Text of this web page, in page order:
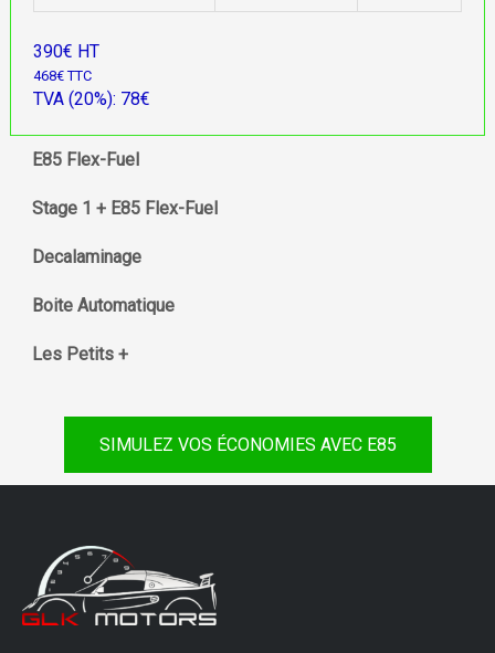
390€ HT
468€ TTC
TVA (20%): 78€
E85 Flex-Fuel
Stage 1 + E85 Flex-Fuel
Decalaminage
Boite Automatique
Les Petits +
SIMULEZ VOS ÉCONOMIES AVEC E85